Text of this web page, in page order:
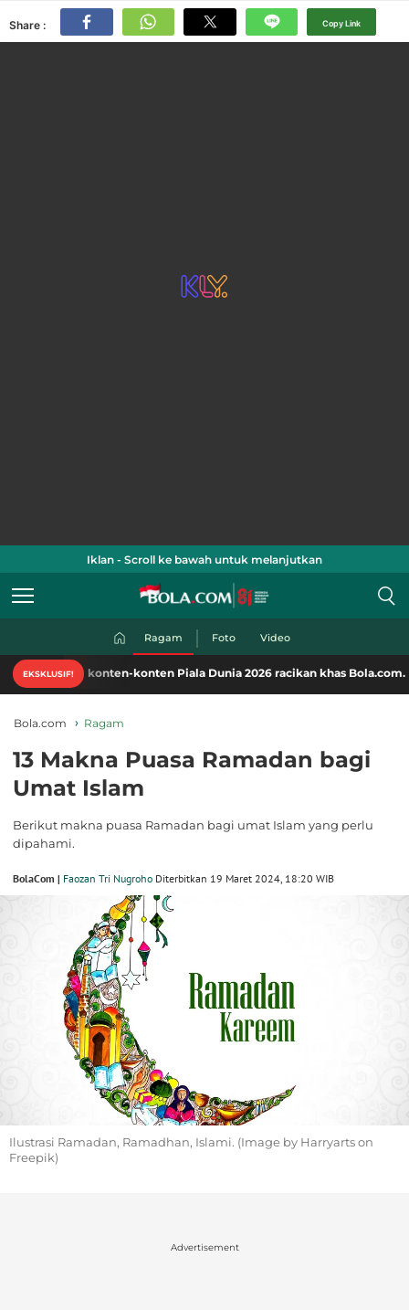
Share : Copy Link
Iklan - Scroll ke bawah untuk melanjutkan
Ragam Foto Video
EKSKLUSIF!
konten-konten Piala Dunia 2026 racikan khas Bola.com. Klik di sini!
Bola.com Ragam
13 Makna Puasa Ramadan bagi
Umat Islam
Berikut makna puasa Ramadan bagi umat Islam yang perlu
dipahami.
BolaCom | Faozan Tri Nugroho Diterbitkan 19 Maret 2024, 18:20 WIB
Ilustrasi Ramadan, Ramadhan, Islami. (Image by Harryarts on
Freepik)
Advertisement